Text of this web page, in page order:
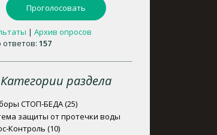
|Архив опросов
ответов:157
Категории раздела
СТОП-БЕДА(25)
защиты от протечки воды
Контроль(10)